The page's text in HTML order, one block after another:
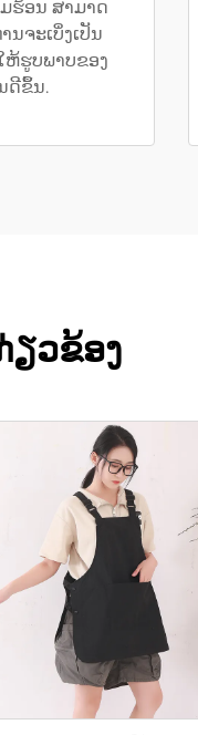
ຮ້ອນ ສາມາດ
ຈະເບິ່ງເປັນ
ຫ້ຮູບພາບຂອງ
ດີຂຶ້ນ.
ວຂ້ອງ